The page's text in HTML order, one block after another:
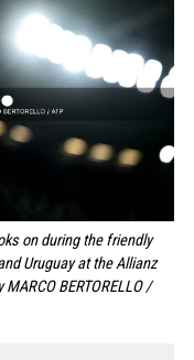
on during the friendly
Uruguay at the Allianz
BERTORELLO /